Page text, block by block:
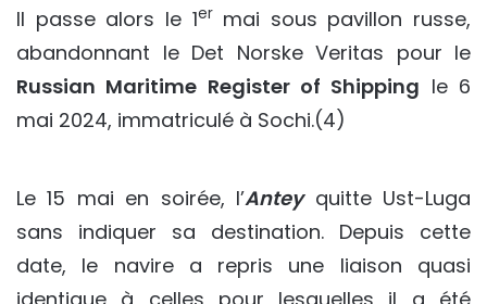
Il passe alors le 1ermai sous pavillon russe,
abandonnant le Det Norske Veritas pour le
Russian Maritime Register of Shipping le 6
mai 2024, immatriculé à Sochi.(4)
Le 15 mai en soirée, l’Anteyquitte Ust-Luga
sans indiquer sa destination. Depuis cette
date, le navire a repris une liaison quasi